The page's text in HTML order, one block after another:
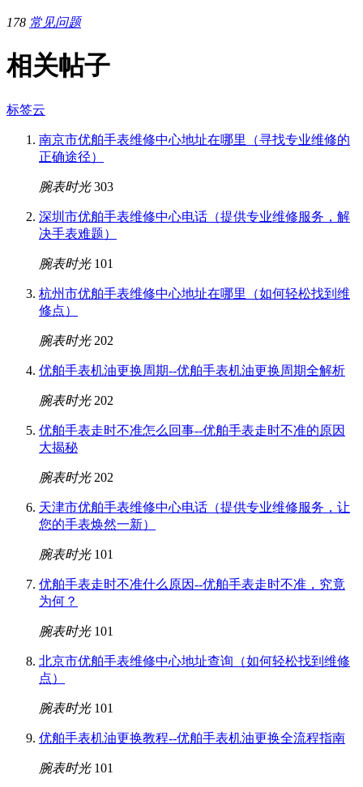
178 常见问题
相关帖子
标签云
南京市优舶手表维修中心地址在哪里（寻找专业维修的
正确途径）
腕表时光 303
深圳市优舶手表维修中心电话（提供专业维修服务，解
决手表难题）
腕表时光 101
杭州市优舶手表维修中心地址在哪里（如何轻松找到维
修点）
腕表时光 202
优舶手表机油更换周期--优舶手表机油更换周期全解析
腕表时光 202
优舶手表走时不准怎么回事--优舶手表走时不准的原因
大揭秘
腕表时光 202
天津市优舶手表维修中心电话（提供专业维修服务，让
您的手表焕然一新）
腕表时光 101
优舶手表走时不准什么原因--优舶手表走时不准，究竟
为何？
腕表时光 101
北京市优舶手表维修中心地址查询（如何轻松找到维修
点）
腕表时光 101
优舶手表机油更换教程--优舶手表机油更换全流程指南
腕表时光 101